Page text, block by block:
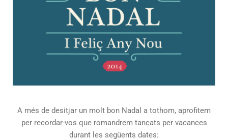
A més de desitjar un molt bon Nadal a tothom, aprofitem
per recordar-vos que romandrem tancats per vacances
durant les següents dates: